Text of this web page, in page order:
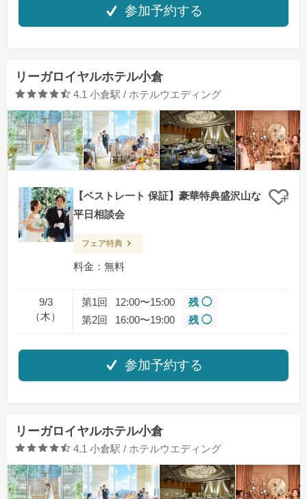
参加予約する
リーガロイヤルホテル小倉
口コミ評価
4.1 小倉駅 / ホテルウエディング
【ベストレ一ト 保証】豪華特典盛沢山な
平日相談会
クリ
フェア特典
料金：無料
9/3
（木）
第1回 12:00〜15:00
残 ◯
第2回
16:00〜19:00 残 ◯
参加予約する
リーガロイヤルホテル小倉
口コミ評価
4.1 小倉駅 / ホテルウエディング